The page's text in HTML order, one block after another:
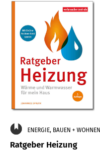
ENERGIE, BAUEN + WOHNEN
Ratgeber Heizung